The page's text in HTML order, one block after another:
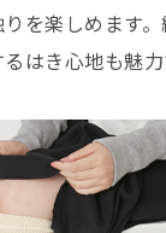
を楽しめます
はき心地も魅力